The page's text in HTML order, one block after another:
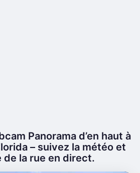
Panorama d’en haut à
– suivez la météo et
de la rue en direct.